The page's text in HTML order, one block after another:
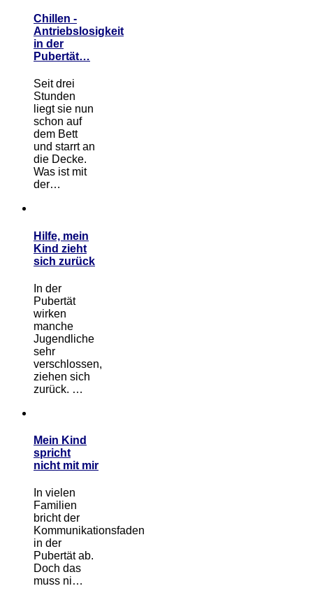
Chillen -
Antriebslosigkeit
in der
Pubertät…
Seit drei
Stunden
liegt sie nun
schon auf
dem Bett
und starrt an
die Decke.
Was ist mit
der…
Hilfe, mein
Kind zieht
sich zurück
In der
Pubertät
wirken
manche
Jugendliche
sehr
verschlossen,
ziehen sich
zurück. …
Mein Kind
spricht
nicht mit mir
In vielen
Familien
bricht der
Kommunikationsfaden
in der
Pubertät ab.
Doch das
muss ni…